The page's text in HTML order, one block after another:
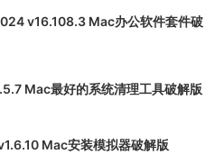
v16.108.3 Mac办公软件套件破
Mac最好的系统清理工具破解版
Mac安装模拟器破解版